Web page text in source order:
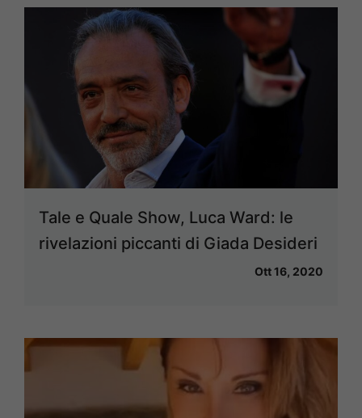
Tale e Quale Show, Luca Ward: le
rivelazioni piccanti di Giada Desideri
Ott 16, 2020